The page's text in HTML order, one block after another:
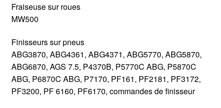
Fraiseuse sur roues
MW500
Finisseurs sur pneus
ABG3870, ABG4361, ABG4371, ABG5770, ABG5870,
ABG6870, AGS 7.5, P4370B, P5770C ABG, P5870C
ABG, P6870C ABG, P7170, PF161, PF2181, PF3172,
PF3200, PF 6160, PF6170, commandes de finisseur